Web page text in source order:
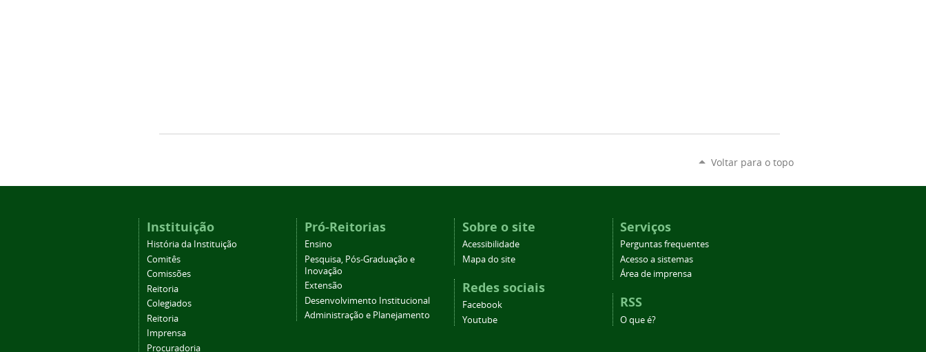
Voltar para o topo
Instituição
História da Instituição
Comitês
Comissões
Reitoria
Colegiados
Reitoria
Imprensa
Procuradoria
Pró-Reitorias
Ensino
Pesquisa, Pós-Graduação e
Inovação
Extensão
Desenvolvimento Institucional
Administração e Planejamento
Sobre o site
Acessibilidade
Mapa do site
Redes sociais
Facebook
Youtube
Serviços
Perguntas frequentes
Acesso a sistemas
Área de imprensa
RSS
O que é?